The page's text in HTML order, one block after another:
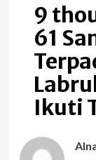
9
61
Ikuti